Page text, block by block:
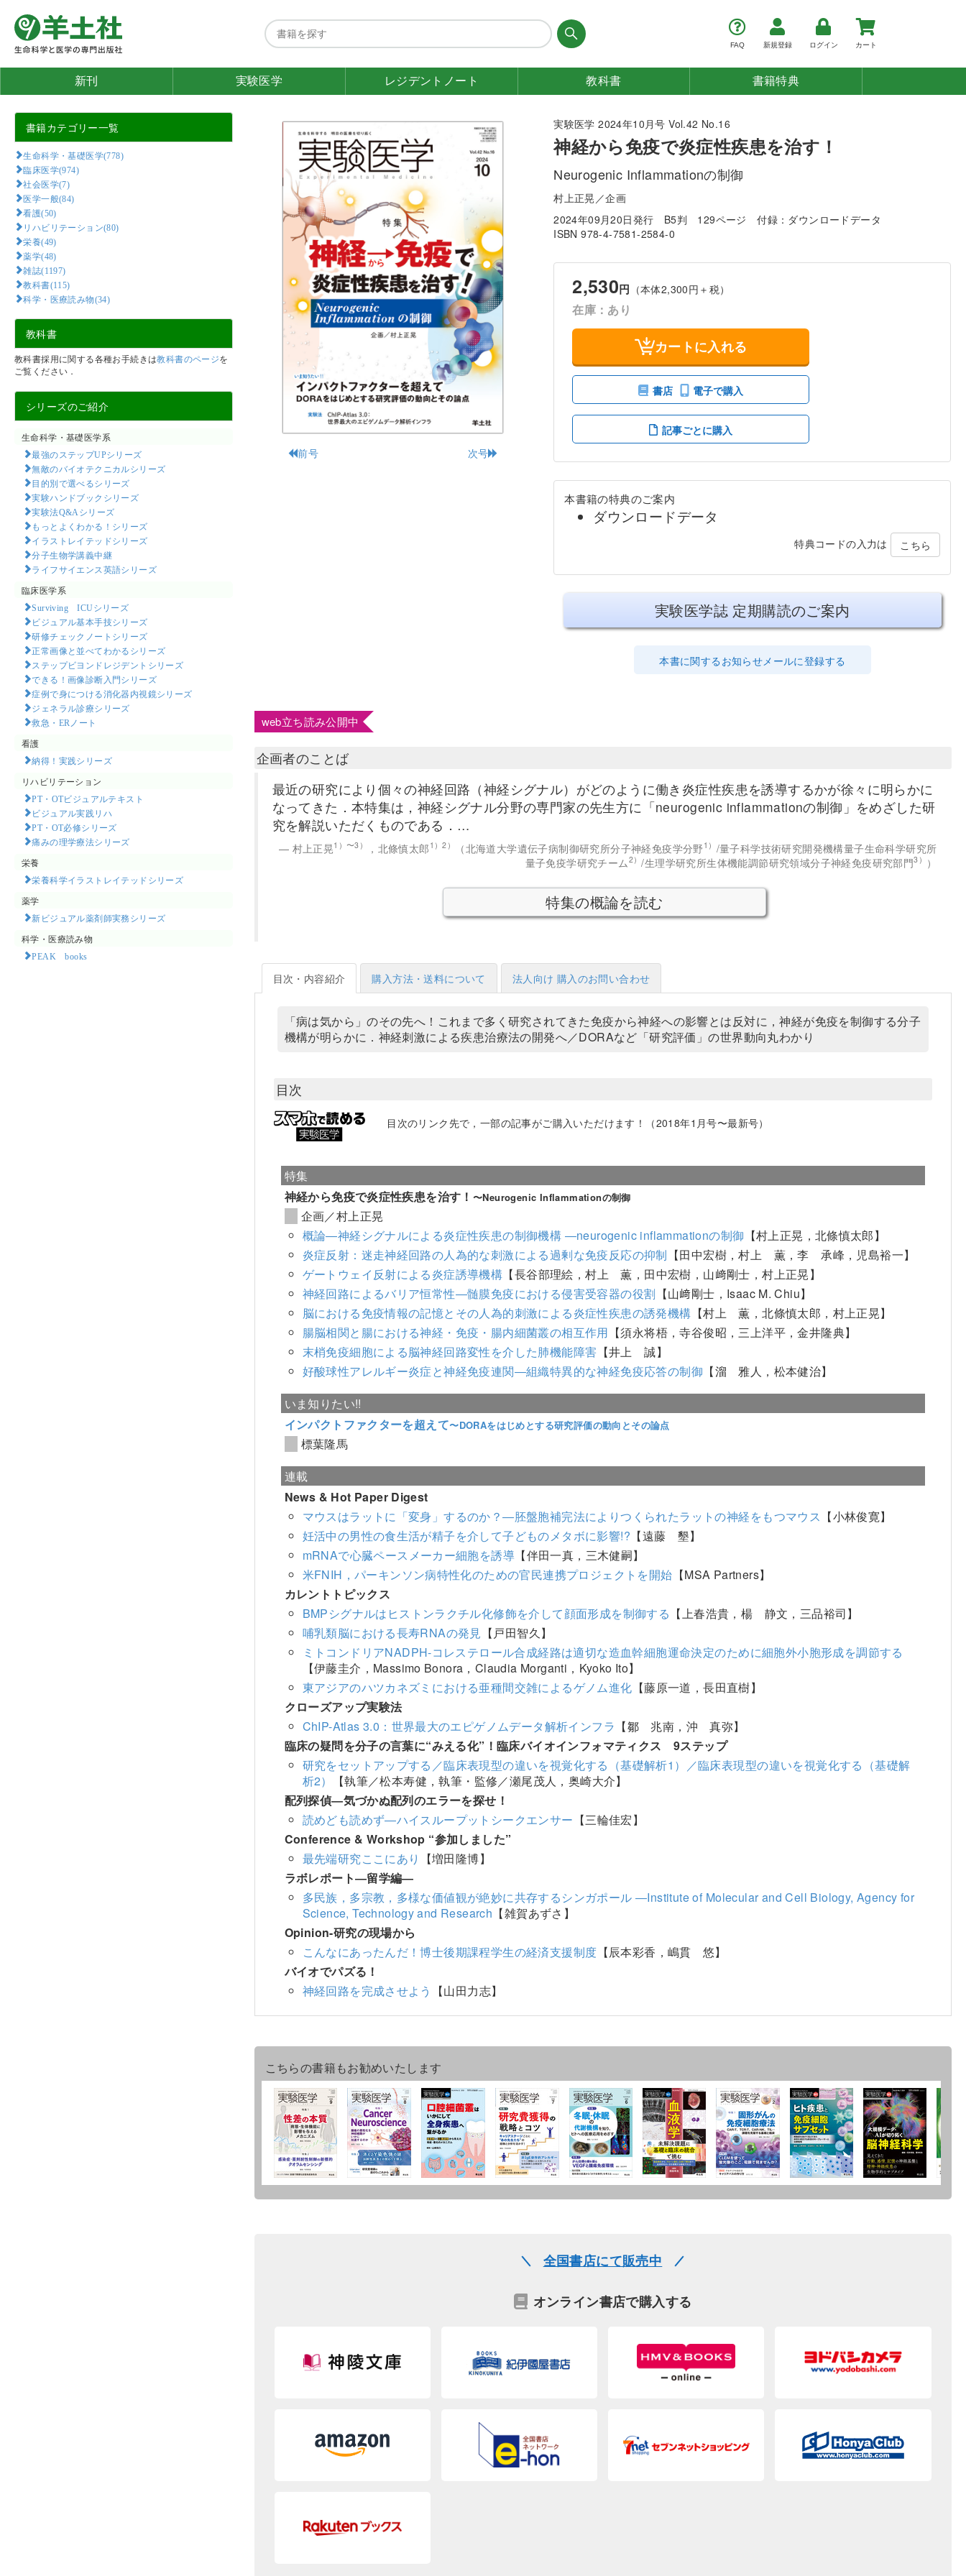
FAQ 新規登録 ログイン カート
新刊 実験医学 レジデント ノート 教科書 書籍特典
書籍カテゴリー一覧
生命科学・基礎医学(778)
臨床医学(974)
社会医学(7)
医学一般(84)
看護(50)
リハビリテーション(80)
栄養(49)
薬学(48)
雑誌(1197)
教科書(115)
科学・医療読み物(34)
教科書
教科書採用に関する各種お手続きは教科書のページを
ご覧ください．
シリーズのご紹介
生命科学・基礎医学系
最強のステップUPシリーズ
無敵のバイオテクニカルシリーズ
目的別で選べるシリーズ
実験ハンドブックシリーズ
実験法Q&Aシリーズ
もっとよくわかる！シリーズ
イラストレイテッドシリーズ
分子生物学講義中継
ライフサイエンス英語シリーズ
臨床医学系
Surviving ICUシリーズ
ビジュアル基本手技シリーズ
研修チェックノートシリーズ
正常画像と並べてわかるシリーズ
ステップビヨンドレジデントシリーズ
できる！画像診断入門シリーズ
症例で身につける消化器内視鏡シリーズ
ジェネラル診療シリーズ
救急・ERノート
看護
納得！実践シリーズ
リハビリテーション
PT・OTビジュアルテキスト
ビジュアル実践リハ
PT・OT必修シリーズ
痛みの理学療法シリーズ
栄養
栄養科学イラストレイテッドシリーズ
薬学
新ビジュアル薬剤師実務シリーズ
科学・医療読み物
PEAK books​
前号 次号
実験医学 2024年10月号 Vol.42 No.16
神経から免疫で炎症性疾患を治す！
Neurogenic Inflammationの制御
村上正晃／企画
2024年09月20日発行
B5判 129ページ
付録：ダウンロードデータ
ISBN 978-4-7581-2584-0
2,530円 （本体2,300円＋税）
在庫：あり
カートに入れる
書店 電子で購入
記事ごとに購入
本書籍の特典のご案内
ダウンロードデータ
特典コードの入力は こちら
実験医学誌 定期購読のご案内
本書に関するお知らせメールに登録する
web立ち読み公開中
企画者のことば
最近の研究により個々の神経回路（神経シグナル）がどのように働き炎症性疾患を誘導するかが徐々に明らかに
なってきた．本特集は，神経シグナル分野の専門家の先生方に「neurogenic inflammationの制御」をめざした研
究を解説いただくものである．…
村上正晃1）〜3） ，北條慎太郎 1）2） （北海道大学遺伝子病制御研究所分子神経免疫学分野 1） /量子科学技術研究開発機構量子生命科学研究所
量子免疫学研究チーム 2） /生理学研究所生体機能調節研究領域分子神経免疫研究部門3） ）
特集の概論を読む
目次・内容紹介 購入方法・送料について 法人向け 購入のお問い合わせ
「病は気から」のその先へ！これまで多く研究されてきた免疫から神経への影響とは反対に，神経が免疫を制御する分子
機構が明らかに．神経刺激による疾患治療法の開発へ／DORAなど「研究評価」の世界動向丸わかり
目次
目次のリンク先で，一部の記事がご購入いただけます！（2018年1月号〜最新号）
特集
神経から免疫で炎症性疾患を治す！ 〜Neurogenic Inflammationの制御
企画／村上正晃
概論―神経シグナルによる炎症性疾患の制御機構 ―neurogenic inflammationの制御 【村上正晃，北條慎太郎】
炎症反射：迷走神経回路の人為的な刺激による過剰な免疫反応の抑制 【田中宏樹，村上 薫，李 承峰，児島裕一】
ゲートウェイ反射による炎症誘導機構 【長谷部理絵，村上 薫，田中宏樹，山﨑剛士，村上正晃】
神経回路によるバリア恒常性―髄膜免疫における侵害受容器の役割 【山﨑剛士，Isaac M. Chiu】
脳における免疫情報の記憶とその人為的刺激による炎症性疾患の誘発機構 【村上 薫，北條慎太郎，村上正晃】
腸脳相関と腸における神経・免疫・腸内細菌叢の相互作用 【須永将梧，寺谷俊昭，三上洋平，金井隆典】
末梢免疫細胞による脳神経回路変性を介した肺機能障害 【井上 誠】
好酸球性アレルギー炎症と神経免疫連関―組織特異的な神経免疫応答の制御 【溜 雅人，松本健治】
いま知りたい!!
インパクトファクターを超えて〜DORAをはじめとする研究評価の動向とその論点
標葉隆馬
連載
News & Hot Paper Digest
マウスはラットに「変身」するのか？―胚盤胞補完法によりつくられたラットの神経をもつマウス 【小林俊寛】
妊活中の男性の食生活が精子を介して子どものメタボに影響!? 【遠藤 墾】
mRNAで心臓ペースメーカー細胞を誘導 【伴田一真，三木健嗣】
米FNIH，パーキンソン病特性化のための官民連携プロジェクトを開始 【MSA Partners】
カレントトピックス
BMPシグナルはヒストンラクチル化修飾を介して顔面形成を制御する 【上春浩貴，楊 静文，三品裕司】
哺乳類脳における長寿RNAの発見 【戸田智久】
ミトコンドリアNADPH-コレステロール合成経路は適切な造血幹細胞運命決定のために細胞外小胞形成を調節する
【伊藤圭介，Massimo Bonora，Claudia Morganti，Kyoko Ito】
東アジアのハツカネズミにおける亜種間交雑によるゲノム進化 【藤原一道，長田直樹】
クローズアップ実験法
ChIP-Atlas 3.0：世界最大のエピゲノムデータ解析インフラ 【鄒 兆南，沖 真弥】
臨床の疑問を分子の言葉に“みえる化”！臨床バイオインフォマティクス 9ステップ
研究をセットアップする／臨床表現型の違いを視覚化する（基礎解析1）／臨床表現型の違いを視覚化する（基礎解
析2）
【執筆／松本寿健，執筆・監修／瀬尾茂人，奥崎大介】
配列探偵―気づかぬ配列のエラーを探せ！
読めども読めず―ハイスループットシークエンサー 【三輪佳宏】
Conference & Workshop “参加しました”
最先端研究ここにあり
【増田隆博】
ラボレポート―留学編―
多民族，多宗教，多様な価値観が絶妙に共存するシンガポール ―Institute of Molecular and Cell Biology, Agency for
Science, Technology and Research 【雑賀あずさ】
Opinion-研究の現場から
こんなにあったんだ！博士後期課程学生の経済支援制度 【辰本彩香，嶋貫 悠】
バイオでパズる！
神経回路を完成させよう
【山田力志】
こちらの書籍もお勧めいたします
全国書店にて販売中
オンライン書店で購入する